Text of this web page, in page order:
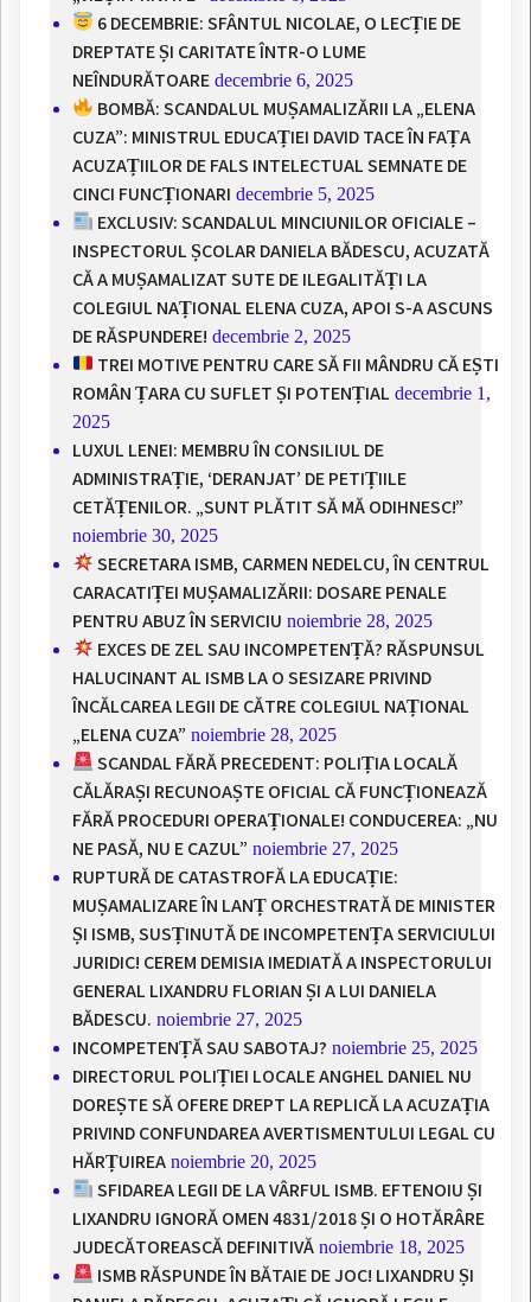
6 DECEMBRIE: SFÂNTUL NICOLAE, O LECȚIE DE
DREPTATE ȘI CARITATE ÎNTR-O LUME
NEÎNDURĂTOARE decembrie 6, 2025
BOMBĂ: SCANDALUL MUȘAMALIZĂRII LA „ELENA
CUZA”: MINISTRUL EDUCAȚIEI DAVID TACE ÎN FAȚA
ACUZAȚIILOR DE FALS INTELECTUAL SEMNATE DE
CINCI FUNCȚIONARI decembrie 5, 2025
EXCLUSIV: SCANDALUL MINCIUNILOR OFICIALE –
INSPECTORUL ȘCOLAR DANIELA BĂDESCU, ACUZATĂ
CĂ A MUȘAMALIZAT SUTE DE ILEGALITĂȚI LA
COLEGIUL NAȚIONAL ELENA CUZA, APOI S-A ASCUNS
DE RĂSPUNDERE! decembrie 2, 2025
TREI MOTIVE PENTRU CARE SĂ FII MÂNDRU CĂ EȘTI
ROMÂN ȚARA CU SUFLET ȘI POTENȚIAL decembrie 1,
2025
LUXUL LENEI: MEMBRU ÎN CONSILIUL DE
ADMINISTRAȚIE, ‘DERANJAT’ DE PETIȚIILE
CETĂȚENILOR. „SUNT PLĂTIT SĂ MĂ ODIHNESC!”
noiembrie 30, 2025
SECRETARA ISMB, CARMEN NEDELCU, ÎN CENTRUL
CARACATIȚEI MUȘAMALIZĂRII: DOSARE PENALE
PENTRU ABUZ ÎN SERVICIU noiembrie 28, 2025
EXCES DE ZEL SAU INCOMPETENȚĂ? RĂSPUNSUL
HALUCINANT AL ISMB LA O SESIZARE PRIVIND
ÎNCĂLCAREA LEGII DE CĂTRE COLEGIUL NAȚIONAL
„ELENA CUZA” noiembrie 28, 2025
SCANDAL FĂRĂ PRECEDENT: POLIȚIA LOCALĂ
CĂLĂRAȘI RECUNOAȘTE OFICIAL CĂ FUNCȚIONEAZĂ
FĂRĂ PROCEDURI OPERAȚIONALE! CONDUCEREA: „NU
NE PASĂ, NU E CAZUL” noiembrie 27, 2025
RUPTURĂ DE CATASTROFĂ LA EDUCAȚIE:
MUȘAMALIZARE ÎN LANȚ ORCHESTRATĂ DE MINISTER
ȘI ISMB, SUSȚINUTĂ DE INCOMPETENȚA SERVICIULUI
JURIDIC! CEREM DEMISIA IMEDIATĂ A INSPECTORULUI
GENERAL LIXANDRU FLORIAN ȘI A LUI DANIELA
BĂDESCU. noiembrie 27, 2025
INCOMPETENȚĂ SAU SABOTAJ? noiembrie 25, 2025
DIRECTORUL POLIȚIEI LOCALE ANGHEL DANIEL NU
DOREȘTE SĂ OFERE DREPT LA REPLICĂ LA ACUZAȚIA
PRIVIND CONFUNDAREA AVERTISMENTULUI LEGAL CU
HĂRȚUIREA noiembrie 20, 2025
SFIDAREA LEGII DE LA VÂRFUL ISMB. EFTENOIU ȘI
LIXANDRU IGNORĂ OMEN 4831/2018 ȘI O HOTĂRÂRE
JUDECĂTOREASCĂ DEFINITIVĂ noiembrie 18, 2025
ISMB RĂSPUNDE ÎN BĂTAIE DE JOC! LIXANDRU ȘI